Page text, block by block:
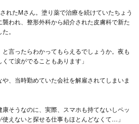
れたMさん。塗り薬で治療を続けていたちょう
われ、整形外科から紹介された皮膚科で新た
。
と言ったらわかってもらえるでしょうか。夜も
て涙がでることもあります」
、当時勤めていた会社を解雇されてしまいま
康そうなのに、実際、スマホも持てないしペッ
使えないと探せる仕事もほとんどなくて…」